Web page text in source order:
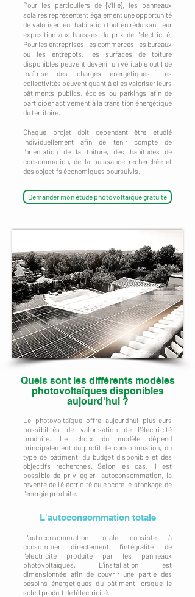
Pour les particuliers de {Ville}, les panneaux
solaires représentent également une opportunité
de valoriser leur habitation tout en réduisant leur
exposition aux hausses du prix de l'électricité.
Pour les entreprises, les commerces, les bureaux
ou les entrepôts, les surfaces de toiture
disponibles peuvent devenir un véritable outil de
maîtrise des charges énergétiques. Les
collectivités peuvent quant à elles valoriser leurs
bâtiments publics, écoles ou parkings afin de
participer activement à la transition énergétique
du territoire.
Chaque projet doit cependant être étudié
individuellement afin de tenir compte de
l'orientation de la toiture, des habitudes de
consommation, de la puissance recherchée et
des objectifs économiques poursuivis.
Demander mon étude photovoltaïque gratuite
Quels sont les différents modèles
photovoltaïques disponibles
aujourd'hui ?
Le photovoltaïque offre aujourd'hui plusieurs
possibilités de valorisation de l'électricité
produite. Le choix du modèle dépend
principalement du profil de consommation, du
type de bâtiment, du budget disponible et des
objectifs recherchés. Selon les cas, il est
possible de privilégier l'autoconsommation, la
revente de l'électricité ou encore le stockage de
l'énergie produite.
L'autoconsommation totale
L'autoconsommation totale consiste à
consommer directement l'intégralité de
l'électricité produite par les panneaux
photovoltaïques. L'installation est
dimensionnée afin de couvrir une partie des
besoins énergétiques du bâtiment lorsque le
soleil produit de l'électricité.